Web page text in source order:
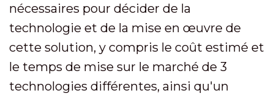
nécessaires pour décider de la
technologie et de la mise en œuvre de
cette solution, y compris le coût estimé et
le temps de mise sur le marché de 3
technologies différentes, ainsi qu'un